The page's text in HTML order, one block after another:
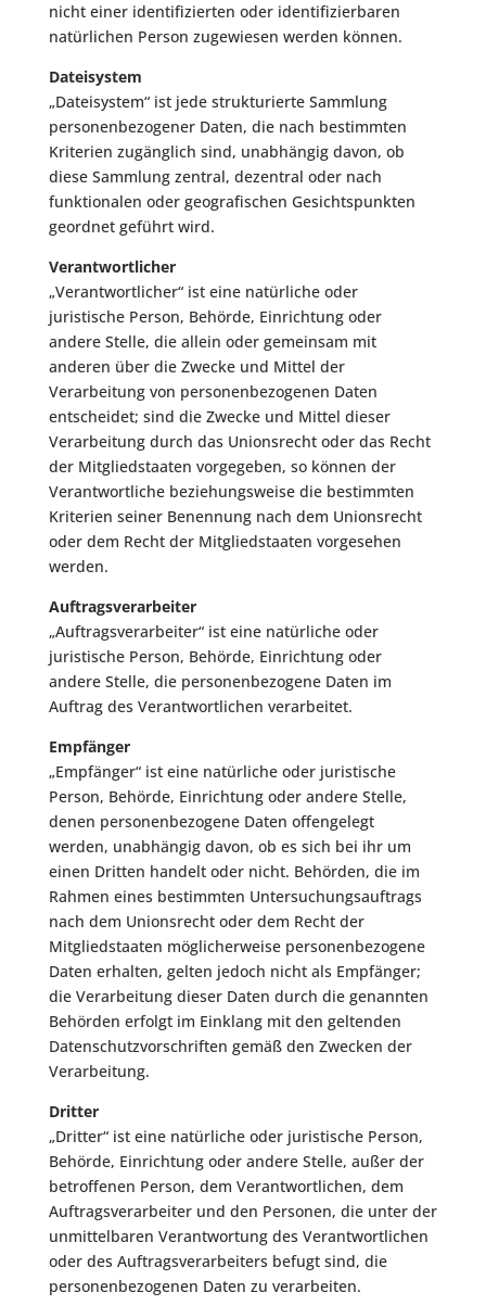
nicht einer identifizierten oder identifizierbaren
natürlichen Person zugewiesen werden können.
Dateisystem
„Dateisystem“ ist jede strukturierte Sammlung
personenbezogener Daten, die nach bestimmten
Kriterien zugänglich sind, unabhängig davon, ob
diese Sammlung zentral, dezentral oder nach
funktionalen oder geografischen Gesichtspunkten
geordnet geführt wird.
Verantwortlicher
„Verantwortlicher“ ist eine natürliche oder
juristische Person, Behörde, Einrichtung oder
andere Stelle, die allein oder gemeinsam mit
anderen über die Zwecke und Mittel der
Verarbeitung von personenbezogenen Daten
entscheidet; sind die Zwecke und Mittel dieser
Verarbeitung durch das Unionsrecht oder das Recht
der Mitgliedstaaten vorgegeben, so können der
Verantwortliche beziehungsweise die bestimmten
Kriterien seiner Benennung nach dem Unionsrecht
oder dem Recht der Mitgliedstaaten vorgesehen
werden.
Auftragsverarbeiter
„Auftragsverarbeiter“ ist eine natürliche oder
juristische Person, Behörde, Einrichtung oder
andere Stelle, die personenbezogene Daten im
Auftrag des Verantwortlichen verarbeitet.
Empfänger
„Empfänger“ ist eine natürliche oder juristische
Person, Behörde, Einrichtung oder andere Stelle,
denen personenbezogene Daten offengelegt
werden, unabhängig davon, ob es sich bei ihr um
einen Dritten handelt oder nicht. Behörden, die im
Rahmen eines bestimmten Untersuchungsauftrags
nach dem Unionsrecht oder dem Recht der
Mitgliedstaaten möglicherweise personenbezogene
Daten erhalten, gelten jedoch nicht als Empfänger;
die Verarbeitung dieser Daten durch die genannten
Behörden erfolgt im Einklang mit den geltenden
Datenschutzvorschriften gemäß den Zwecken der
Verarbeitung.
Dritter
„Dritter“ ist eine natürliche oder juristische Person,
Behörde, Einrichtung oder andere Stelle, außer der
betroffenen Person, dem Verantwortlichen, dem
Auftragsverarbeiter und den Personen, die unter der
unmittelbaren Verantwortung des Verantwortlichen
oder des Auftragsverarbeiters befugt sind, die
personenbezogenen Daten zu verarbeiten.